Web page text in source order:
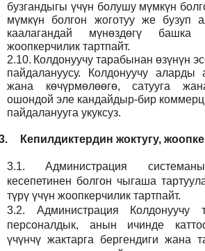
бузгандыгы үчүн болушу мүмкүн
мүмкүн болгон жоготуу же бузуп
каалагандай мүнөздөгү башка
жоопкерчилик тартпайт.
2.10. Колдонуучу тарабынан өзүнүн
пайдалануусу. Колдонуучу аларды
жана көчүрмөлөөгө, сатууга
ошондой эле кандайдыр-бир
пайдаланууга укуксуз.
Кепилдиктердин жоктугу,
3.1.Администрация
кесепетинен болгон чыгаша
түрү үчүн жоопкерчилик тартпайт.
3.2. Администрация
Колдонуучу
персоналдык, анын ичинде
үчүнчү жактарга бергендиги жана